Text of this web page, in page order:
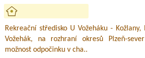
Rekreační středisko U Vožeháku -
Vožehák, na rozhraní okresů Plzeň-
možnost odpočinku v cha..